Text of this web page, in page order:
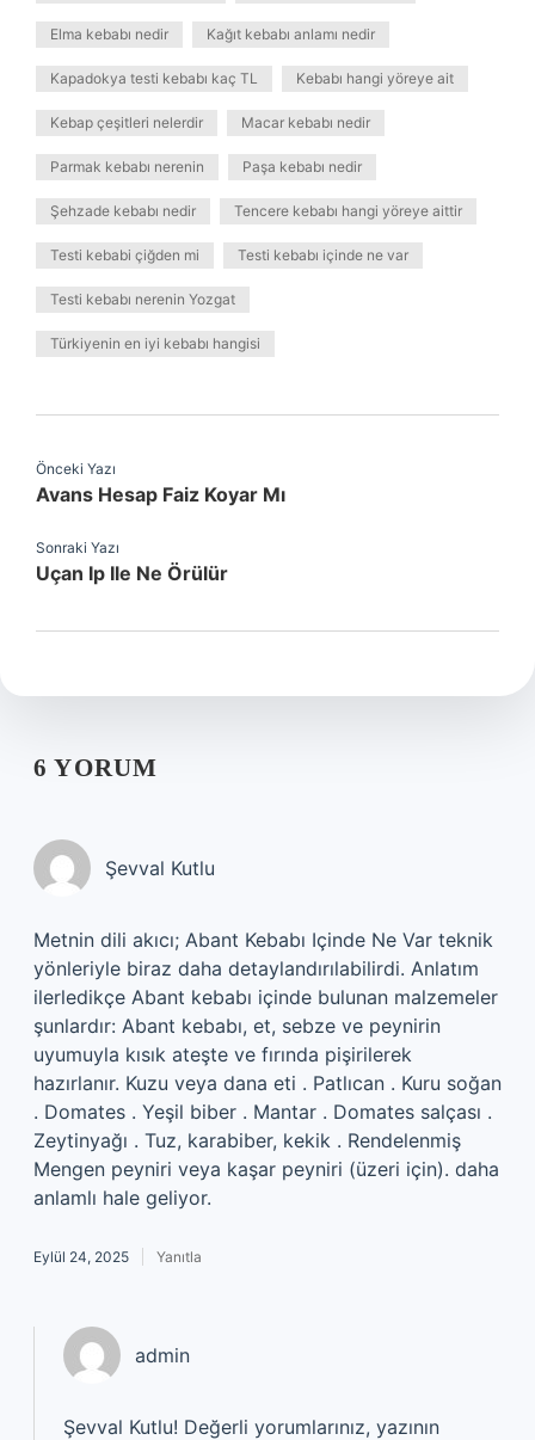
Elma kebabı nedir Kağıt kebabı anlamı nedir
Kapadokya testi kebabı kaç TL Kebabı hangi yöreye ait
Kebap çeşitleri nelerdir Macar kebabı nedir
Parmak kebabı nerenin Paşa kebabı nedir
Şehzade kebabı nedir Tencere kebabı hangi yöreye aittir
Testi kebabi çiğden mi Testi kebabı içinde ne var
Testi kebabı nerenin Yozgat
Türkiyenin en iyi kebabı hangisi
Önceki Yazı
Avans Hesap Faiz Koyar Mı
Sonraki Yazı
Uçan Ip Ile Ne Örülür
6 YORUM
Şevval Kutlu
Metnin dili akıcı; Abant Kebabı Içinde Ne Var teknik
yönleriyle biraz daha detaylandırılabilirdi. Anlatım
ilerledikçe Abant kebabı içinde bulunan malzemeler
şunlardır: Abant kebabı, et, sebze ve peynirin
uyumuyla kısık ateşte ve fırında pişirilerek
hazırlanır. Kuzu veya dana eti . Patlıcan . Kuru soğan
. Domates . Yeşil biber . Mantar . Domates salçası .
Zeytinyağı . Tuz, karabiber, kekik . Rendelenmiş
Mengen peyniri veya kaşar peyniri (üzeri için). daha
anlamlı hale geliyor.
Eylül 24, 2025 Yanıtla
admin
Şevval Kutlu! Değerli yorumlarınız, yazının